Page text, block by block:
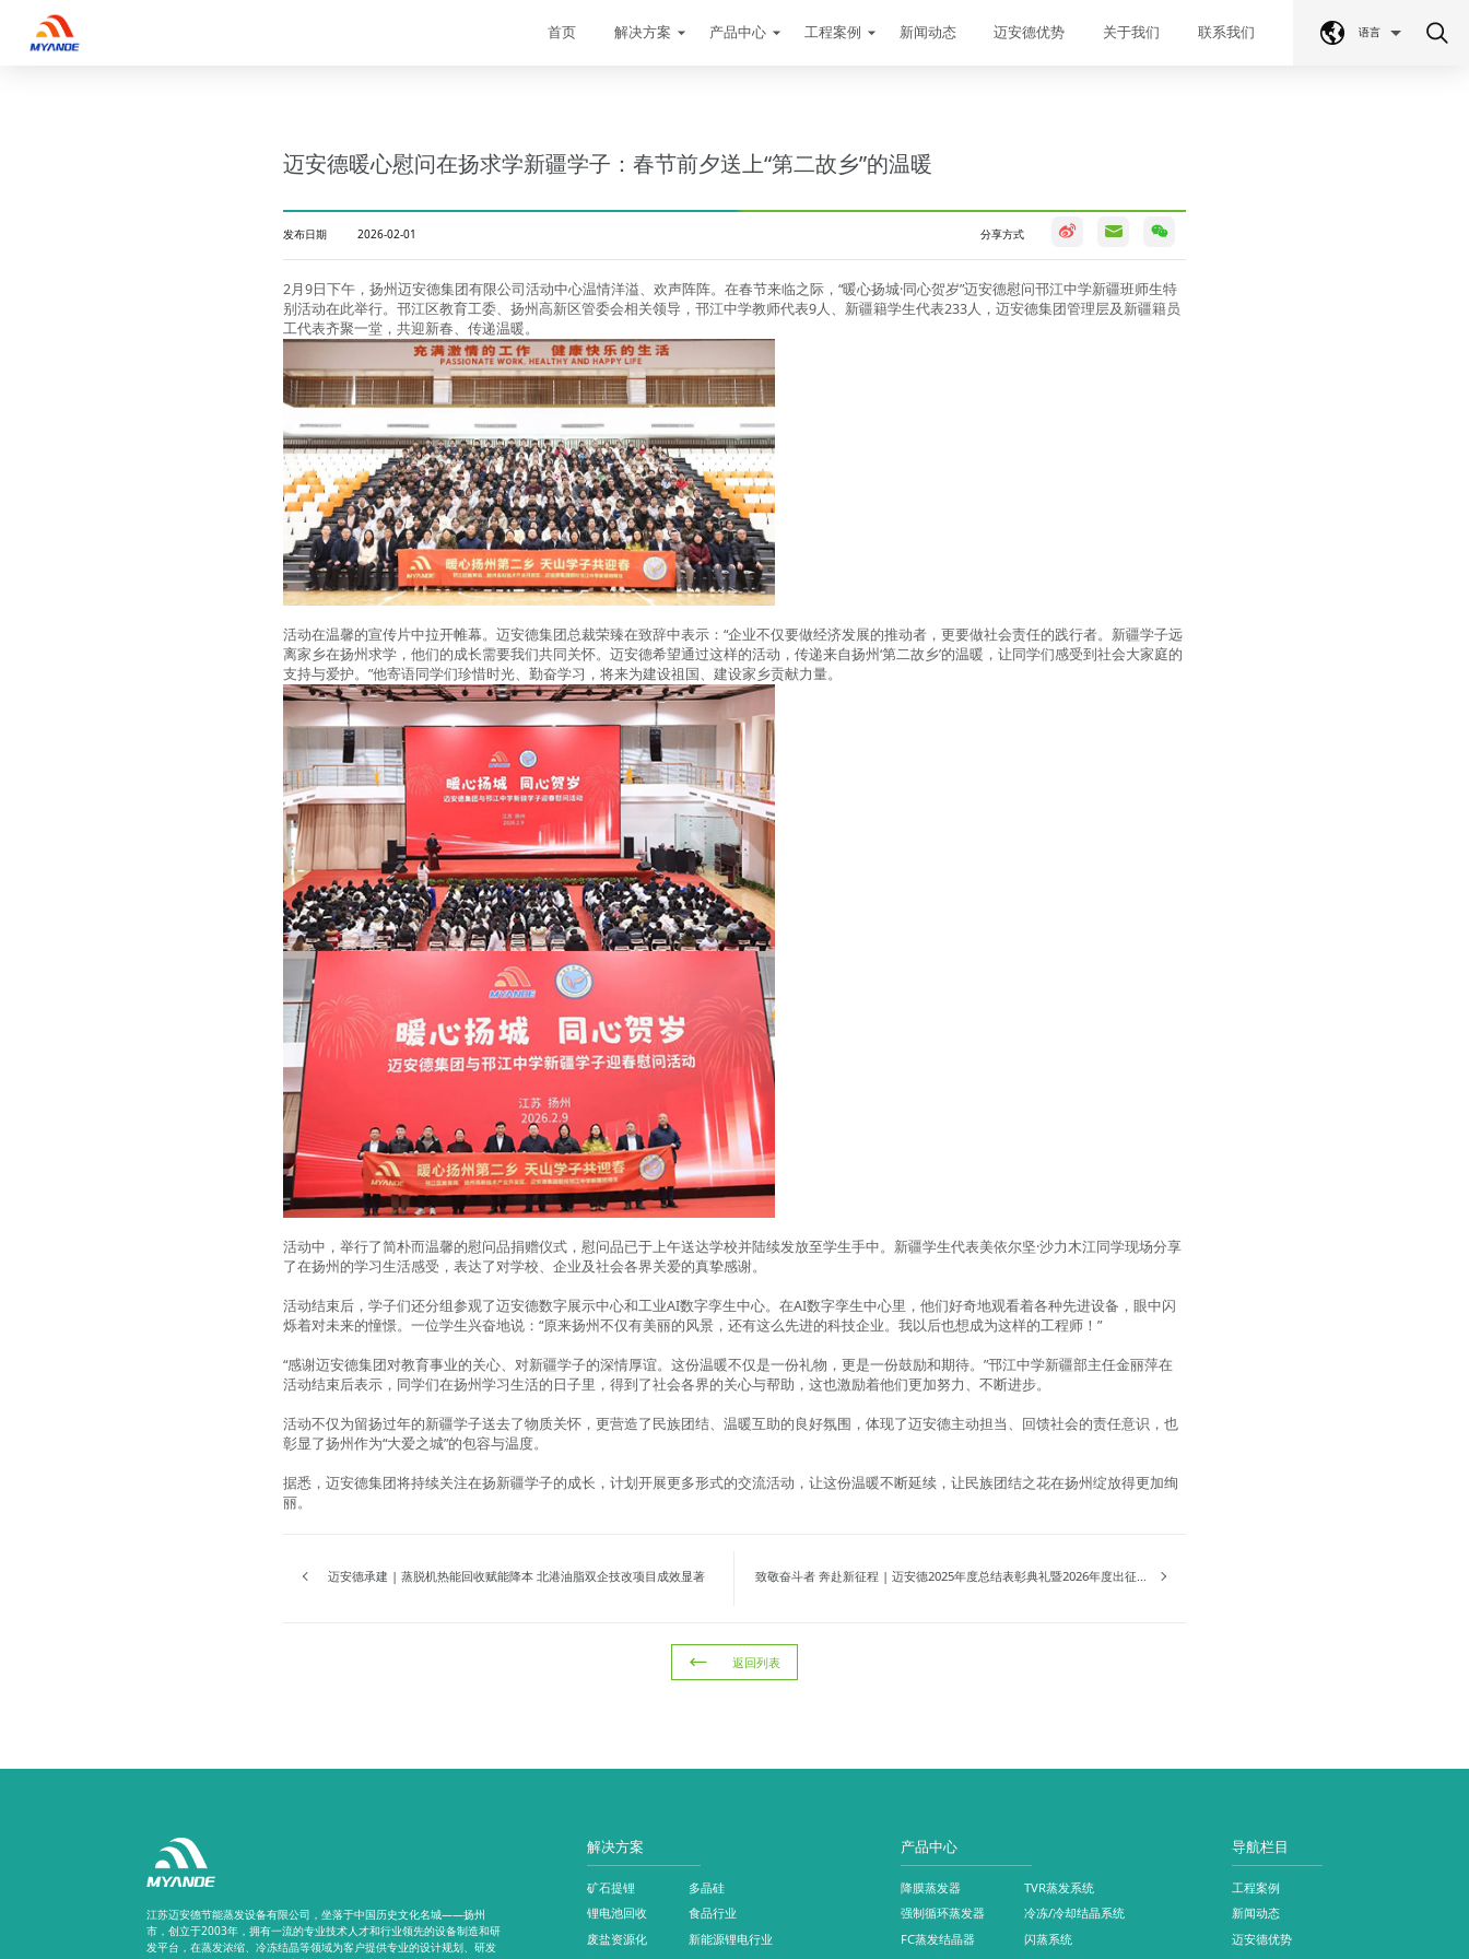
首页 解决方案 产品中心 工程案例 新闻动态 迈安德优势 关于我们 联系我们 语言
迈安德暖心慰问在扬求学新疆学子：春节前夕送上“第二故乡”的温暖
发布日期 2026-02-01 分享方式
2月9日下午，扬州迈安德集团有限公司活动中心温情洋溢、欢声阵阵。在春节来临之际，“暖心扬城·同心贺岁”迈安德慰问邗江中学新疆班师生特
别活动在此举行。邗江区教育工委、扬州高新区管委会相关领导，邗江中学教师代表9人、新疆籍学生代表233人，迈安德集团管理层及新疆籍员
工代表齐聚一堂，共迎新春、传递温暖。
活动在温馨的宣传片中拉开帷幕。迈安德集团总裁荣臻在致辞中表示：“企业不仅要做经济发展的推动者，更要做社会责任的践行者。新疆学子远
离家乡在扬州求学，他们的成长需要我们共同关怀。迈安德希望通过这样的活动，传递来自扬州‘第二故乡’的温暖，让同学们感受到社会大家庭的
支持与爱护。”他寄语同学们珍惜时光、勤奋学习，将来为建设祖国、建设家乡贡献力量。
活动中，举行了简朴而温馨的慰问品捐赠仪式，慰问品已于上午送达学校并陆续发放至学生手中。新疆学生代表美依尔坚·沙力木江同学现场分享
了在扬州的学习生活感受，表达了对学校、企业及社会各界关爱的真挚感谢。
活动结束后，学子们还分组参观了迈安德数字展示中心和工业AI数字孪生中心。在AI数字孪生中心里，他们好奇地观看着各种先进设备，眼中闪
烁着对未来的憧憬。一位学生兴奋地说：“原来扬州不仅有美丽的风景，还有这么先进的科技企业。我以后也想成为这样的工程师！”
“感谢迈安德集团对教育事业的关心、对新疆学子的深情厚谊。这份温暖不仅是一份礼物，更是一份鼓励和期待。”邗江中学新疆部主任金丽萍在
活动结束后表示，同学们在扬州学习生活的日子里，得到了社会各界的关心与帮助，这也激励着他们更加努力、不断进步。
活动不仅为留扬过年的新疆学子送去了物质关怀，更营造了民族团结、温暖互助的良好氛围，体现了迈安德主动担当、回馈社会的责任意识，也
彰显了扬州作为“大爱之城”的包容与温度。
据悉，迈安德集团将持续关注在扬新疆学子的成长，计划开展更多形式的交流活动，让这份温暖不断延续，让民族团结之花在扬州绽放得更加绚
丽。
迈安德承建 | 蒸脱机热能回收赋能降本 北港油脂双企技改项目成效显著 致敬奋斗者 奔赴新征程 | 迈安德2025年度总结表彰典礼暨2026年度出征仪式隆重举行
返回列表
江苏迈安德节能蒸发设备有限公司，坐落于中国历史文化名城——扬州
市，创立于2003年，拥有一流的专业技术人才和行业领先的设备制造和研
发平台，在蒸发浓缩、冷冻结晶等领域为客户提供专业的设计规划、研发
解决方案
矿石提锂
锂电池回收
废盐资源化
多晶硅
食品行业
新能源锂电行业
产品中心
降膜蒸发器
强制循环蒸发器
FC蒸发结晶器
TVR蒸发系统
冷冻/冷却结晶系统
闪蒸系统
导航栏目
工程案例
新闻动态
迈安德优势